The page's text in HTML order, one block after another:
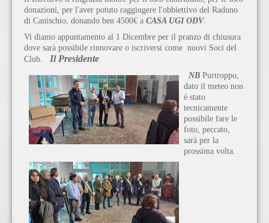
donazioni, per l'aver potuto raggiugere l'obbiettivo del Raduno
di Canischio, donando ben 4500€ a CASA UGI ODV.
Vi diamo appuntamento al 1 Dicembre per il pranzo di chiusura
dove sarà possibile rinnovare o iscriversi come nuovi Soci del
Club.
Il Presidente
NB Purtroppo,
dato il meteo non
è stato
tecnicamente
possibile fare le
foto, peccato,
sarà per la
prossima volta.